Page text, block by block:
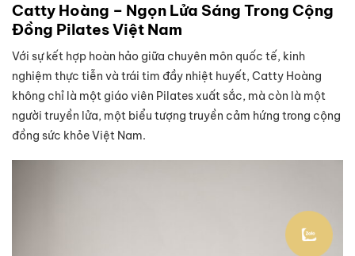
Catty Hoàng – Ngọn Lửa Sáng Trong Cộng
Đồng Pilates Việt Nam
Với sự kết hợp hoàn hảo giữa chuyên môn quốc tế, kinh
nghiệm thực tiễn và trái tim đầy nhiệt huyết, Catty Hoàng
không chỉ là một giáo viên Pilates xuất sắc, mà còn là một
người truyền lửa, một biểu tượng truyền cảm hứng trong cộng
đồng sức khỏe Việt Nam.